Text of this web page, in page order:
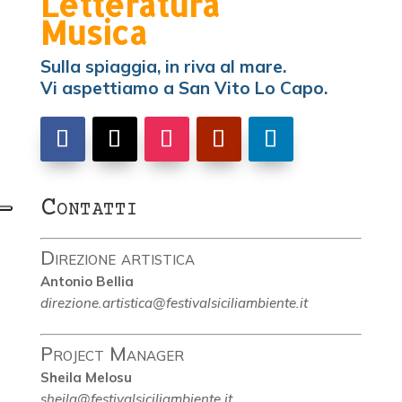
Musica
Sulla spiaggia, in riva al mare.
Vi aspettiamo a San Vito Lo Capo.
Contatti
Direzione artistica
Antonio Bellia
direzione.artistica@festivalsiciliambiente.it
Project Manager
Sheila Melosu